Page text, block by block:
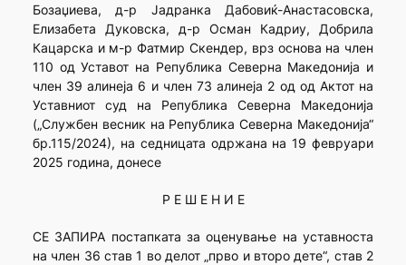
Бозаџиева, д-р Јадранка Дабовиќ-Анастасовска,
Елизабета Дуковска, д-р Осман Кадриу, Добрила
Кацарска и м-р Фатмир Скендер, врз основа на член
110 од Уставот на Република Северна Македонија и
член 39 алинеја 6 и член 73 алинеја 2 од од Актот на
Уставниот суд на Република Северна Македонија
(„Службен весник на Република Северна Македонија“
бр.115/2024), на седницата одржана на 19 февруари
2025 година, донесе
Р Е Ш Е Н И Е
СЕ ЗАПИРА постапката за оценување на уставноста
на член 36 став 1 во делот „прво и второ дете“, став 2